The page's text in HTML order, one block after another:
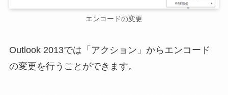
エンコードの変更
Outlook 2013では「アクション」からエンコード
の変更を行うことができます。